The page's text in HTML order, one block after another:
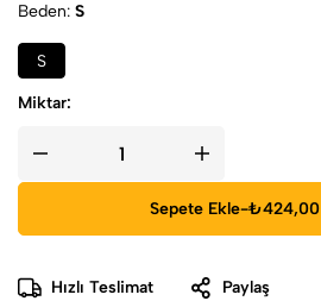
Beden S
S
Miktar:
Sepete Ekle-₺424,00
Hızlı Teslimat Paylaş